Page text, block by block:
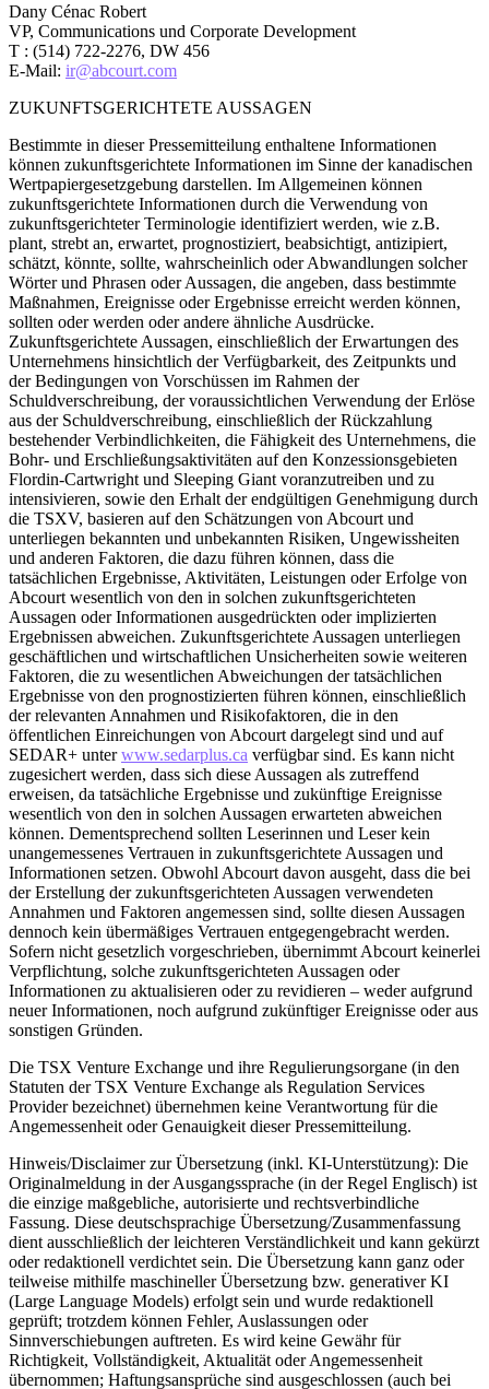
Dany Cénac Robert
VP, Communications und Corporate Development
T : (514) 722-2276, DW 456
E-Mail: ir@abcourt.com
ZUKUNFTSGERICHTETE AUSSAGEN
Bestimmte in dieser Pressemitteilung enthaltene Informationen
können zukunftsgerichtete Informationen im Sinne der kanadischen
Wertpapiergesetzgebung darstellen. Im Allgemeinen können
zukunftsgerichtete Informationen durch die Verwendung von
zukunftsgerichteter Terminologie identifiziert werden, wie z.B.
plant, strebt an, erwartet, prognostiziert, beabsichtigt, antizipiert,
schätzt, könnte, sollte, wahrscheinlich oder Abwandlungen solcher
Wörter und Phrasen oder Aussagen, die angeben, dass bestimmte
Maßnahmen, Ereignisse oder Ergebnisse erreicht werden können,
sollten oder werden oder andere ähnliche Ausdrücke.
Zukunftsgerichtete Aussagen, einschließlich der Erwartungen des
Unternehmens hinsichtlich der Verfügbarkeit, des Zeitpunkts und
der Bedingungen von Vorschüssen im Rahmen der
Schuldverschreibung, der voraussichtlichen Verwendung der Erlöse
aus der Schuldverschreibung, einschließlich der Rückzahlung
bestehender Verbindlichkeiten, die Fähigkeit des Unternehmens, die
Bohr- und Erschließungsaktivitäten auf den Konzessionsgebieten
Flordin-Cartwright und Sleeping Giant voranzutreiben und zu
intensivieren, sowie den Erhalt der endgültigen Genehmigung durch
die TSXV, basieren auf den Schätzungen von Abcourt und
unterliegen bekannten und unbekannten Risiken, Ungewissheiten
und anderen Faktoren, die dazu führen können, dass die
tatsächlichen Ergebnisse, Aktivitäten, Leistungen oder Erfolge von
Abcourt wesentlich von den in solchen zukunftsgerichteten
Aussagen oder Informationen ausgedrückten oder implizierten
Ergebnissen abweichen. Zukunftsgerichtete Aussagen unterliegen
geschäftlichen und wirtschaftlichen Unsicherheiten sowie weiteren
Faktoren, die zu wesentlichen Abweichungen der tatsächlichen
Ergebnisse von den prognostizierten führen können, einschließlich
der relevanten Annahmen und Risikofaktoren, die in den
öffentlichen Einreichungen von Abcourt dargelegt sind und auf
SEDAR+ unterwww.sedarplus.ca verfügbar sind. Es kann nicht
zugesichert werden, dass sich diese Aussagen als zutreffend
erweisen, da tatsächliche Ergebnisse und zukünftige Ereignisse
wesentlich von den in solchen Aussagen erwarteten abweichen
können. Dementsprechend sollten Leserinnen und Leser kein
unangemessenes Vertrauen in zukunftsgerichtete Aussagen und
Informationen setzen. Obwohl Abcourt davon ausgeht, dass die bei
der Erstellung der zukunftsgerichteten Aussagen verwendeten
Annahmen und Faktoren angemessen sind, sollte diesen Aussagen
dennoch kein übermäßiges Vertrauen entgegengebracht werden.
Sofern nicht gesetzlich vorgeschrieben, übernimmt Abcourt keinerlei
Verpflichtung, solche zukunftsgerichteten Aussagen oder
Informationen zu aktualisieren oder zu revidieren – weder aufgrund
neuer Informationen, noch aufgrund zukünftiger Ereignisse oder aus
sonstigen Gründen.
Die TSX Venture Exchange und ihre Regulierungsorgane (in den
Statuten der TSX Venture Exchange als Regulation Services
Provider bezeichnet) übernehmen keine Verantwortung für die
Angemessenheit oder Genauigkeit dieser Pressemitteilung.
Hinweis/Disclaimer zur Übersetzung (inkl. KI-Unterstützung): Die
Originalmeldung in der Ausgangssprache (in der Regel Englisch) ist
die einzige maßgebliche, autorisierte und rechtsverbindliche
Fassung. Diese deutschsprachige Übersetzung/Zusammenfassung
dient ausschließlich der leichteren Verständlichkeit und kann gekürzt
oder redaktionell verdichtet sein. Die Übersetzung kann ganz oder
teilweise mithilfe maschineller Übersetzung bzw. generativer KI
(Large Language Models) erfolgt sein und wurde redaktionell
geprüft; trotzdem können Fehler, Auslassungen oder
Sinnverschiebungen auftreten. Es wird keine Gewähr für
Richtigkeit, Vollständigkeit, Aktualität oder Angemessenheit
übernommen; Haftungsansprüche sind ausgeschlossen (auch bei